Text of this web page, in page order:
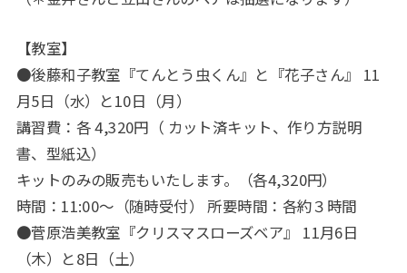
【教室】
●後藤和子教室『てんとう虫くん』と『花子さん』 11
月5日（水）と10日（月）
講習費：各 4,320円（ カット済キット、作り方説明
書、型紙込）
キットのみの販売もいたします。（各4,320円）
時間：11:00～（随時受付） 所要時間：各約３時間
●菅原浩美教室『クリスマスローズベア』 11月6日
（木）と8日（土）